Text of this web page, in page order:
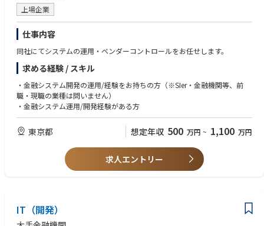
上場企業
仕事内容
同社にてシステムの運用・ベンダーコントロールをお任せします。
求める経験 / スキル
・金融システム開発の運用/経験をお持ちの方（※SIer・金融機関等、前
職・現職の業種は問いません）
・金融システム運用/開発経験がある方
東京都 想定年収 500 万円 ~ 1,100 万円
求人エントリー
IT（開発）